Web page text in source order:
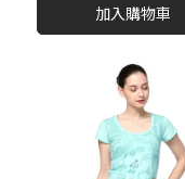
加入購物車